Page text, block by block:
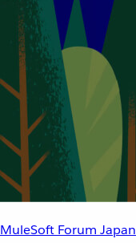
MuleSoft Forum Japan